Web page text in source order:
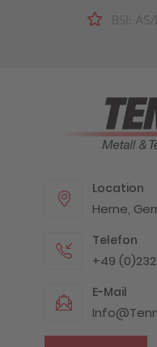
BSI:
Location
Herne,
Telefon
+49
E-Mail